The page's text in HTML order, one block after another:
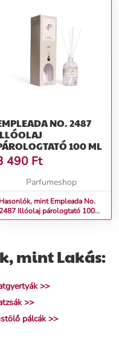
NO. 2487
100 ML
490 Ft
Parfumeshop
Hasonlók, mint Empleada No.
Illóolaj párologtató 100
mint Lakás:
>>
>>
pálcák >>